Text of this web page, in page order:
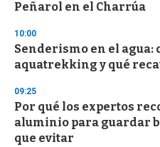
Peñarol en el Charrúa
10:00
Senderismo en el agua:
aquatrekking y qué
09:25
Por qué los expertos
aluminio para guardar
que evitar